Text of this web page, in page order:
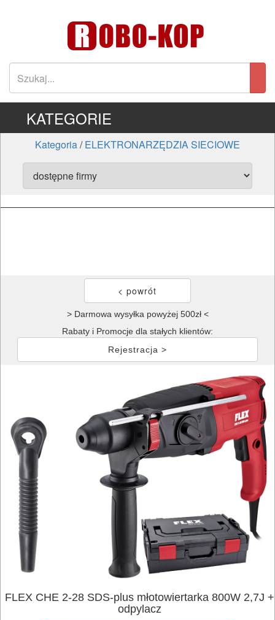
KATEGORIE
Kategoria/ELEKTRONARZĘDZIA SIECIOWE
> Darmowa wysyłka powyżej 500zł <
Rabaty i Promocje dla stałych klientów:
Rejestracja >
FLEX CHE 2-28 SDS-plus młotowiertarka 800W 2,7J +
odpylacz